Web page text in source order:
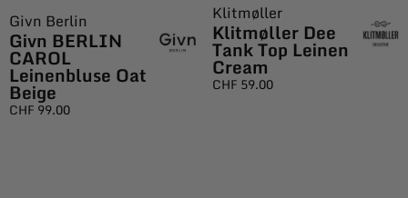
Givn Berlin
Givn BERLIN
CAROL
Leinenbluse Oat
Beige
CHF 99.00
Klitmøller
Klitmøller Dee
Tank Top Leinen
Cream
CHF 59.00